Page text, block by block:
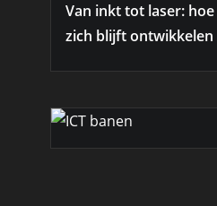
Van inkt tot laser:
zich blijft ontwikkelen